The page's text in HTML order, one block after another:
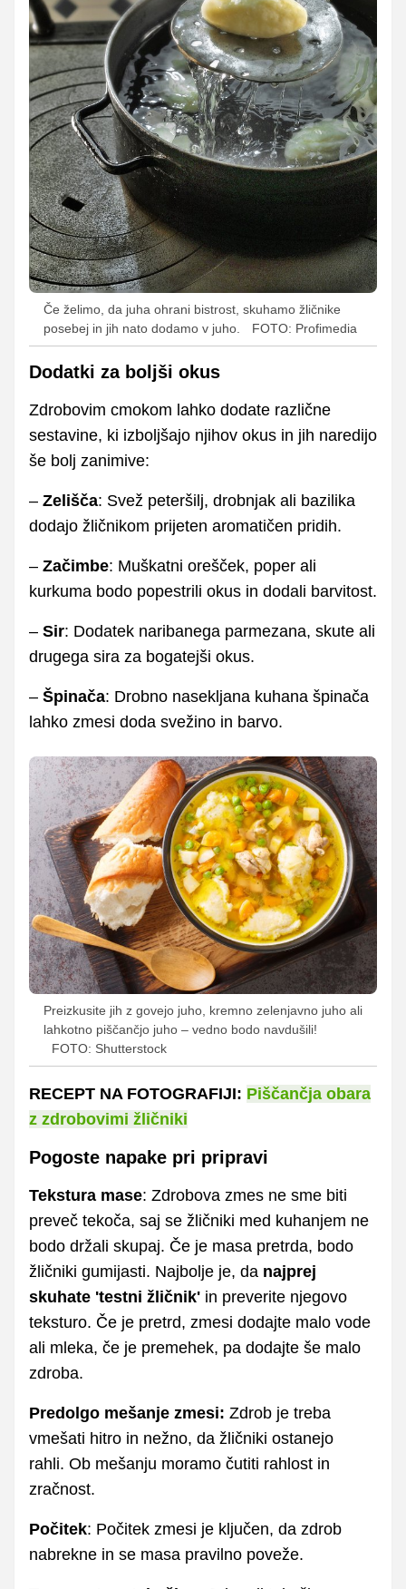
Če želimo, da juha ohrani bistrost, skuhamo žličnike
posebej in jih nato dodamo v juho.
FOTO: Profimedia
Dodatki za boljši okus
Zdrobovim cmokom lahko dodate različne
sestavine, ki izboljšajo njihov okus in jih naredijo
še bolj zanimive:
– Zelišča: Svež peteršilj, drobnjak ali bazilika
dodajo žličnikom prijeten aromatičen pridih.
– Začimbe: Muškatni orešček, poper ali
kurkuma bodo popestrili okus in dodali barvitost.
– Sir: Dodatek naribanega parmezana, skute ali
drugega sira za bogatejši okus.
– Špinača: Drobno nasekljana kuhana špinača
lahko zmesi doda svežino in barvo.
Preizkusite jih z govejo juho, kremno zelenjavno juho ali
lahkotno piščančjo juho – vedno bodo navdušili!
FOTO: Shutterstock
RECEPT NA FOTOGRAFIJI: Piščančja obara
z zdrobovimi žličniki
Pogoste napake pri pripravi
Tekstura mase: Zdrobova zmes ne sme biti
preveč tekoča, saj se žličniki med kuhanjem ne
bodo držali skupaj. Če je masa pretrda, bodo
žličniki gumijasti. Najbolje je, da najprej
skuhate 'testni žličnik' in preverite njegovo
teksturo. Če je pretrd, zmesi dodajte malo vode
ali mleka, če je premehek, pa dodajte še malo
zdroba.
Predolgo mešanje zmesi: Zdrob je treba
vmešati hitro in nežno, da žličniki ostanejo
rahli. Ob mešanju moramo čutiti rahlost in
zračnost.
Počitek: Počitek zmesi je ključen, da zdrob
nabrekne in se masa pravilno poveže.